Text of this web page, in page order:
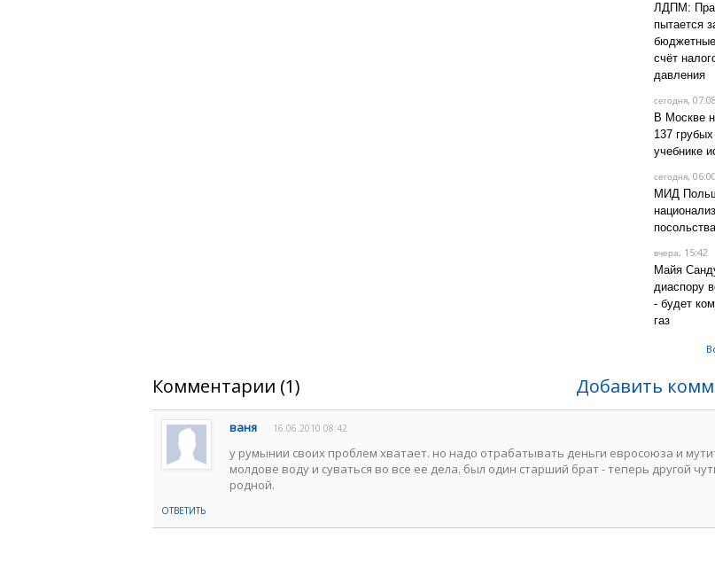
ЛДПМ:
пытается
счёт
давления
сегодня, 07:08
В Москве
137
учебнике
сегодня, 06:00
МИД
вчера, 15:42
Майя
диаспору
- будет
газ
Комментарии (1) Добавить
ваня 16.06.2010 08:42
у румынии своих проблем хватает. но надо отрабатывать деньги евросоюза и
молдове воду и суваться во все ее дела. был один старший брат - теперь другой
родной.
ОТВЕТИТЬ